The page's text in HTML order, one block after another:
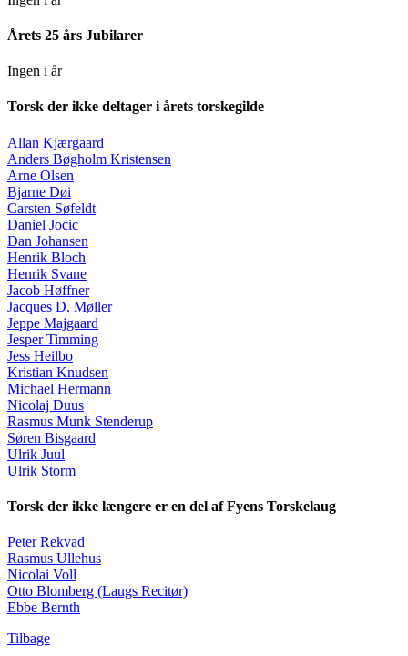
Årets 25 års Jubilarer
Ingen i år
Torsk der ikke deltager i årets torskegilde
Allan Kjærgaard
Anders Bøgholm Kristensen
Arne Olsen
Bjarne Døi
Carsten Søfeldt
Daniel Jocic
Dan Johansen
Henrik Bloch
Henrik Svane
Jacob Høffner
Jacques D. Møller
Jeppe Majgaard
Jesper Timming
Jess Heilbo
Kristian Knudsen
Michael Hermann
Nicolaj Duus
Rasmus Munk Stenderup
Søren Bisgaard
Ulrik Juul
Ulrik Storm
Torsk der ikke længere er en del af Fyens Torskelaug
Peter Rekvad
Rasmus Ullehus
Nicolai Voll
Otto Blomberg (Laugs Recitør)
Ebbe Bernth
Tilbage